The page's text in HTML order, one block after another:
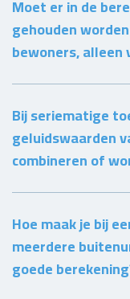
Moet er in de
gehouden
bewoners, alleen
Bij seriematige
geluidswaarden
combineren of
Hoe maak je bij
meerdere
goede